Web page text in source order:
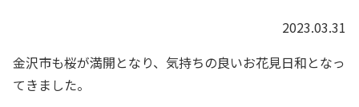
2023.03.31
金沢市も桜が満開となり、気持ちの良いお花見日和となっ
てきました。